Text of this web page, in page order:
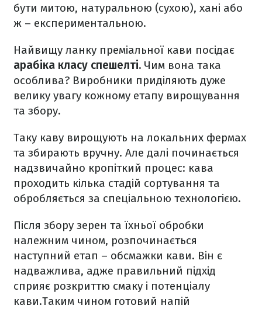
бути митою, натуральною (сухою), хані або
ж – експериментальною.
Найвищу ланку преміальної кави посідає
арабіка класу спешелті. Чим вона така
особлива? Виробники приділяють дуже
велику увагу кожному етапу вирощування
та збору.
Таку каву вирощують на локальних фермах
та збирають вручну. Але далі починається
надзвичайно кропіткий процес: кава
проходить кілька стадій сортування та
обробляється за спеціальною технологією.
Після збору зерен та їхньої обробки
належним чином, розпочинається
наступний етап – обсмажки кави. Він є
надважлива, адже правильний підхід
сприяє розкриттю смаку і потенціалу
кави.Таким чином готовий напій